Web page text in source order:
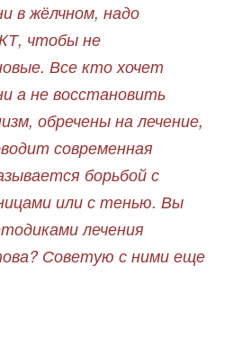
в жёлчном, надо
чтобы не
Все кто хочет
а не восстановить
обречены на лечение,
современная
борьбой с
или с тенью. Вы
лечения
Советую с ними еще